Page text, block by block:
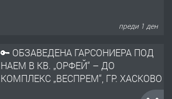
преди 2 дни
НАПЪЛНО ОБЗАВЕДЕН И
ОБОРУДВАН ТРИСТАЕН
АПАРТАМЕНТ В ЦЕНТЪРА НА ГР.